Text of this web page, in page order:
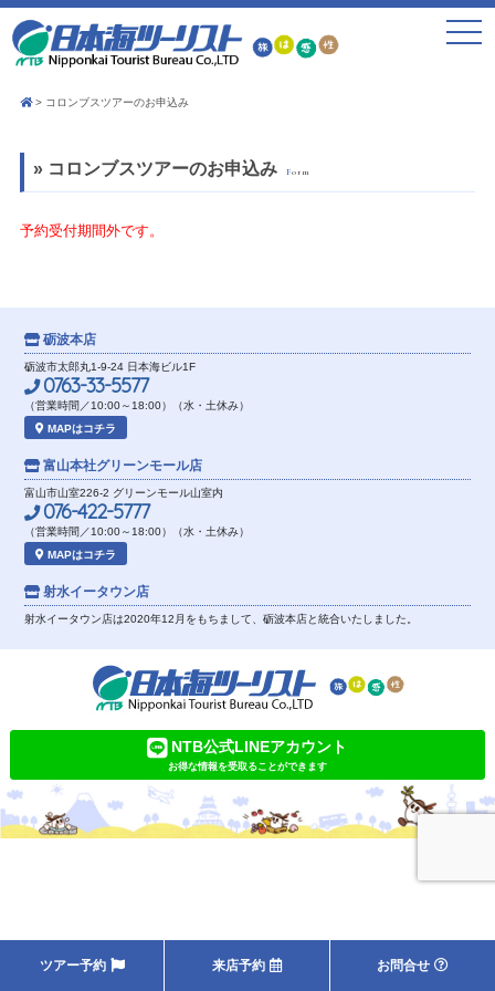
toggle
コロンブスツアーのお申込み
» コロンブスツアーのお申込み Form
予約受付期間外です。
砺波本店
砺波市太郎丸1-9-24 日本海ビル1F
0763-33-5577
（営業時間／10:00～18:00）（水・土休み）
MAPはコチラ
富山本社グリーンモール店
富山市山室226-2 グリーンモール山室内
076-422-5777
（営業時間／10:00～18:00）（水・土休み）
MAPはコチラ
射水イータウン店
射水イータウン店は2020年12月をもちまして、砺波本店と統合いたしました。
NTB公式LINEアカウント
お得な情報を受取ることができます
ツアー予約 来店予約 お問合せ